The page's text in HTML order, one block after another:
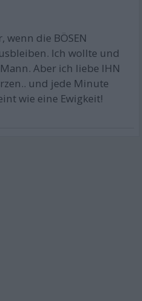
die BÖSEN
Ich wollte und
Aber ich liebe IHN
und jede Minute
wie eine Ewigkeit!